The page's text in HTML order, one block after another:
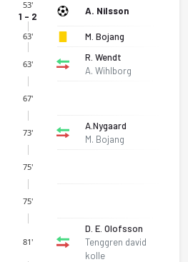
53'
1 - 2 A. Nilsson
63' M. Bojang
63'
R. Wendt
A. Wihlborg
67'
73'
A.Nygaard
M. Bojang
75'
75'
81'
D. E. Olofsson
Tenggren david
kolle